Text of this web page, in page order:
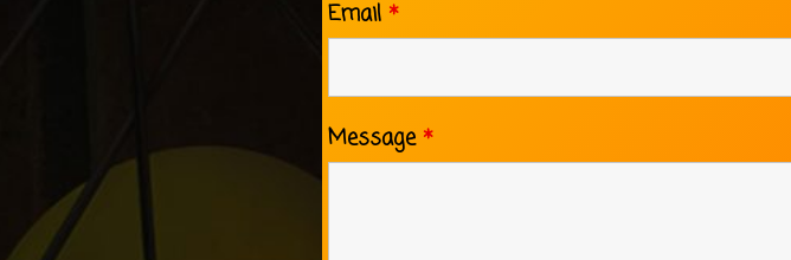
Email *
Message *